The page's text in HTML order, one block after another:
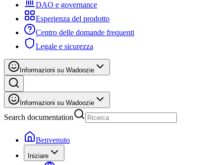
DAO e governance
Esperienza del prodotto
Centro delle domande frequenti
Legale e sicurezza
Informazioni su Wadoozie
Informazioni su Wadoozie
Search documentation
Benvenuto
Iniziare